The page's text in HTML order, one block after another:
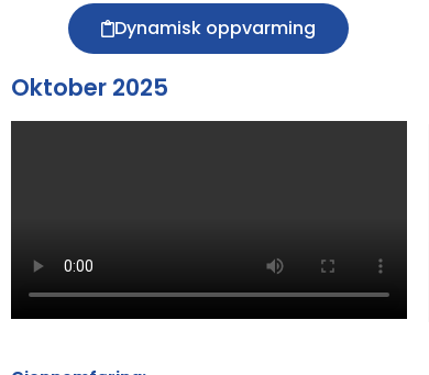
Dynamisk oppvarming
Oktober 2025